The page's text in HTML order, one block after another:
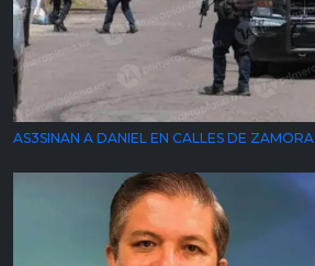
AS3SINAN A DANIEL EN CALLES DE ZAMORA